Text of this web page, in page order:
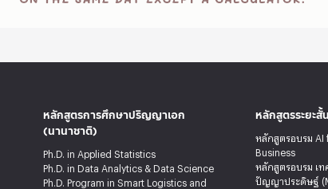
หลักสูตรการศึกษาปริญญาเอก
(นานาชาติ)
Ph.D. in Applied Statistics
Ph.D. in Data Analytics & Data Science
Ph.D. Program in Smart Logistics and
หลักสูตรระยะสั้
หลักสูตรอบรม AI
Business
หลักสูตรอบรม เท
ปัญญาประดิษฐ์